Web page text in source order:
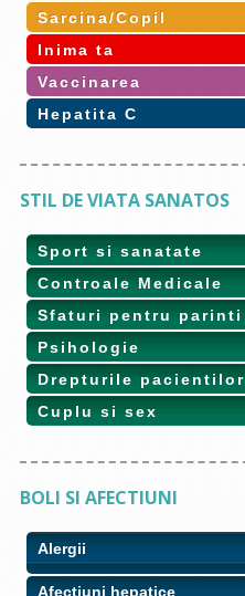
Sarcina/Copil
Inima ta
Vaccinarea
Hepatita C
STIL DE VIATA SANATOS
Sport si sanatate
Controale Medicale
Sfaturi pentru parinti
Psihologie
Drepturile pacientilor
Cuplu si sex
BOLI SI AFECTIUNI
Alergii
Afectiuni hepatice